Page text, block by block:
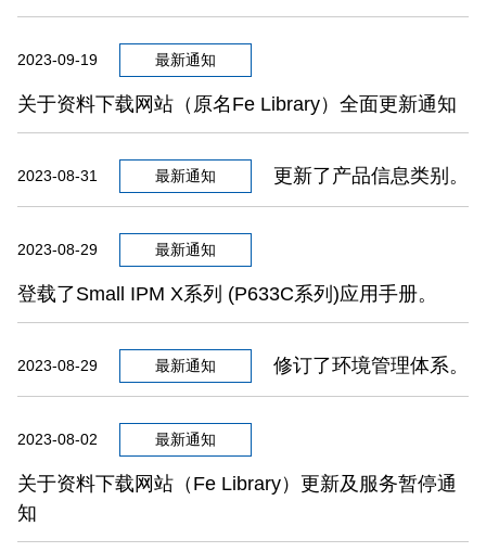
2023-09-19 最新通知
关于资料下载网站（原名Fe Library）全面更新通知
2023-08-31 最新通知 更新了产品信息类别。
2023-08-29 最新通知
登载了Small IPM X系列 (P633C系列)应用手册。
2023-08-29 最新通知 修订了环境管理体系。
2023-08-02 最新通知
关于资料下载网站（Fe Library）更新及服务暂停通
知